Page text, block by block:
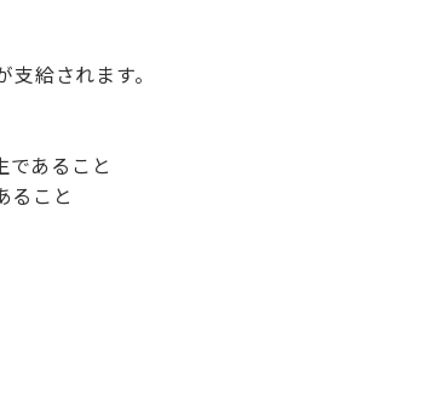
給されます。
あること
こと